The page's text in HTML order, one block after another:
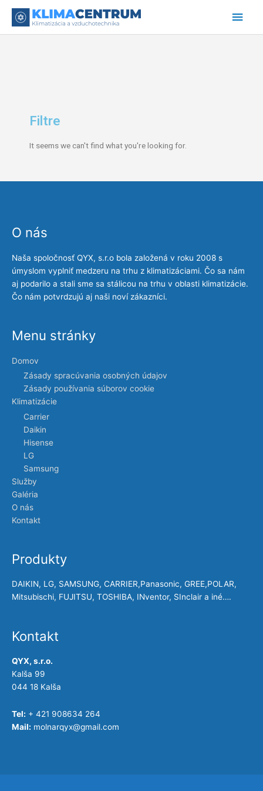
Filtre
It seems we can't find what you're looking for.
O nás
Naša spoločnosť QYX, s.r.o bola založená v roku 2008 s
úmyslom vyplniť medzeru na trhu z klimatizáciami. Čo sa nám
aj podarilo a stali sme sa stálicou na trhu v oblasti klimatizácie.
Čo nám potvrdzujú aj naši noví zákazníci.
Menu stránky
Domov
Zásady spracúvania osobných údajov
Zásady používania súborov cookie
Klimatizácie
Carrier
Daikin
Hisense
LG
Samsung
Služby
Galéria
O nás
Kontakt
Produkty
DAIKIN, LG, SAMSUNG, CARRIER,Panasonic, GREE,POLAR,
Mitsubischi, FUJITSU, TOSHIBA, INventor, SInclair a iné….
Kontakt
QYX, s.r.o.
Kalša 99
044 18 Kalša
Tel: + 421 908634 264
Mail: molnarqyx@gmail.com